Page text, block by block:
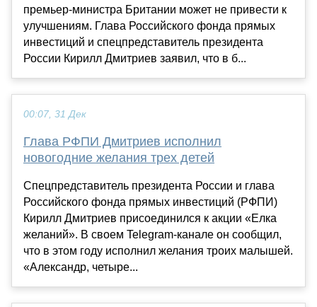
премьер-министра Британии может не привести к
улучшениям. Глава Российского фонда прямых
инвестиций и спецпредставитель президента
России Кирилл Дмитриев заявил, что в б...
00:07, 31 Дек
Глава РФПИ Дмитриев исполнил
новогодние желания трех детей
Спецпредставитель президента России и глава
Российского фонда прямых инвестиций (РФПИ)
Кирилл Дмитриев присоединился к акции «Елка
желаний». В своем Telegram-канале он сообщил,
что в этом году исполнил желания троих малышей.
«Александр, четыре...